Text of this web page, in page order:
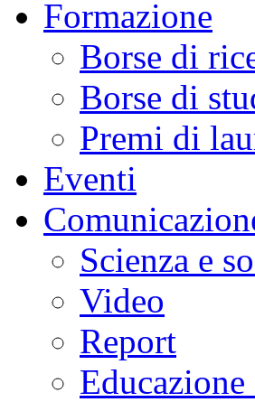
Formazione
Borse di
Borse di
Premi di
Eventi
Scienza e
Video
Report